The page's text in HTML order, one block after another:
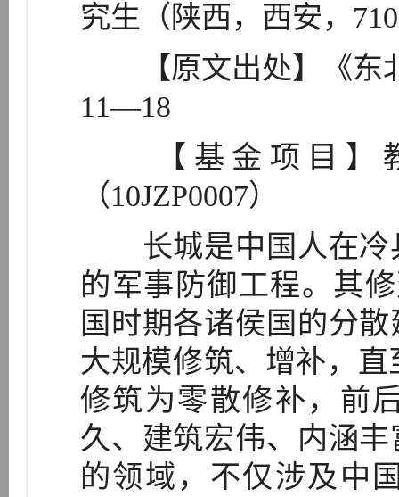
究生（陕西，西安，
【原文出处】《东北
11—18
【基金项目】教
（10JZP0007）
长城是中国人在冷
的军事防御工程。其
国时期各诸侯国的分
大规模修筑、增补，
修筑为零散修补，前
久、建筑宏伟、内涵
的领域，不仅涉及中